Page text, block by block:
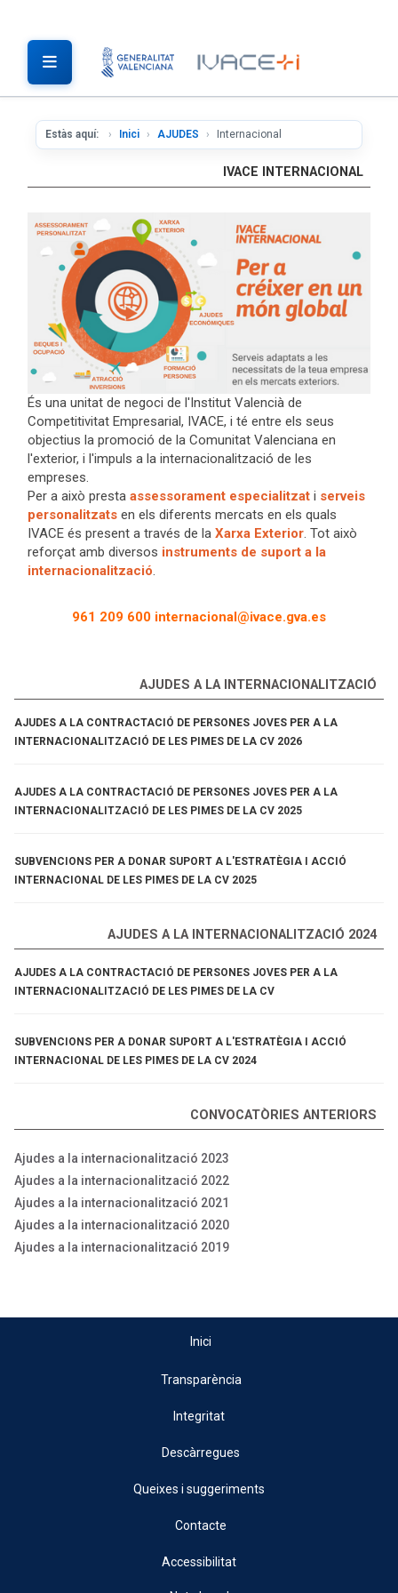
Estàs aquí: Inici AJUDES Internacional
IVACE INTERNACIONAL
És una unitat de negoci de l'Institut Valencià de
Competitivitat Empresarial, IVACE, i té entre els seus
objectius la promoció de la Comunitat Valenciana en
l'exterior, i l'impuls a la internacionalització de les
empreses.
Per a això presta assessorament especialitzat i serveis
personalitzats en els diferents mercats en els quals
IVACE és present a través de la Xarxa Exterior. Tot això
reforçat amb diversos instruments de suport a la
internacionalització.
961 209 600 internacional@ivace.gva.es
AJUDES A LA INTERNACIONALITZACIÓ
AJUDES A LA CONTRACTACIÓ DE PERSONES JOVES PER A LA
INTERNACIONALITZACIÓ DE LES PIMES DE LA CV 2026
AJUDES A LA CONTRACTACIÓ DE PERSONES JOVES PER A LA
INTERNACIONALITZACIÓ DE LES PIMES DE LA CV 2025
SUBVENCIONS PER A DONAR SUPORT A L'ESTRATÈGIA I ACCIÓ
INTERNACIONAL DE LES PIMES DE LA CV 2025
AJUDES A LA INTERNACIONALITZACIÓ 2024
AJUDES A LA CONTRACTACIÓ DE PERSONES JOVES PER A LA
INTERNACIONALITZACIÓ DE LES PIMES DE LA CV
SUBVENCIONS PER A DONAR SUPORT A L'ESTRATÈGIA I ACCIÓ
INTERNACIONAL DE LES PIMES DE LA CV 2024
CONVOCATÒRIES ANTERIORS
Ajudes a la internacionalització 2023
Ajudes a la internacionalització 2022
Ajudes a la internacionalització 2021
Ajudes a la internacionalització 2020
Ajudes a la internacionalització 2019
Inici
Transparència
Integritat
Descàrregues
Queixes i suggeriments
Contacte
Accessibilitat